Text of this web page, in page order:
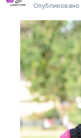
Опубликовано